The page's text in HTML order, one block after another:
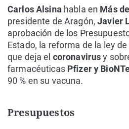
Carlos Alsina habla en Más
presidente de Aragón, Javier
aprobación de los
Estado, la reforma de la ley
que deja el coronavirusy
farmacéuticasPfizer y
90 % en su vacuna.
Presupuestos